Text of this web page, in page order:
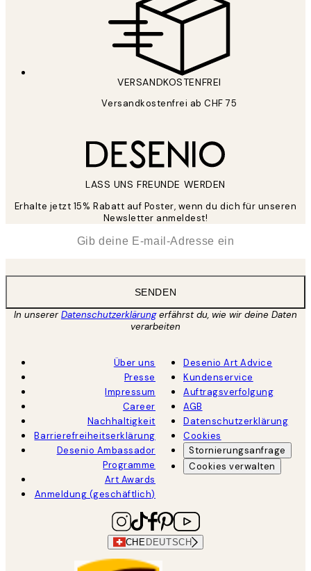
VERSANDKOSTENFREI
Versandkostenfrei ab CHF 75
LASS UNS FREUNDE WERDEN
Erhalte jetzt 15% Rabatt auf Poster, wenn du dich für unseren
Newsletter anmeldest!
SENDEN
In unsererDatenschutzerklärungerfährst du, wie wir deine Daten
verarbeiten
Über uns
Presse
Impressum
Career
Nachhaltigkeit
Barrierefreiheitserklärung
Desenio Ambassador
Programme
Art Awards
Anmeldung (geschäftlich)
Desenio Art Advice
Kundenservice
Auftragsverfolgung
AGB
Datenschutzerklärung
Cookies
Stornierungsanfrage
Cookies verwalten
CHE DEUTSCH